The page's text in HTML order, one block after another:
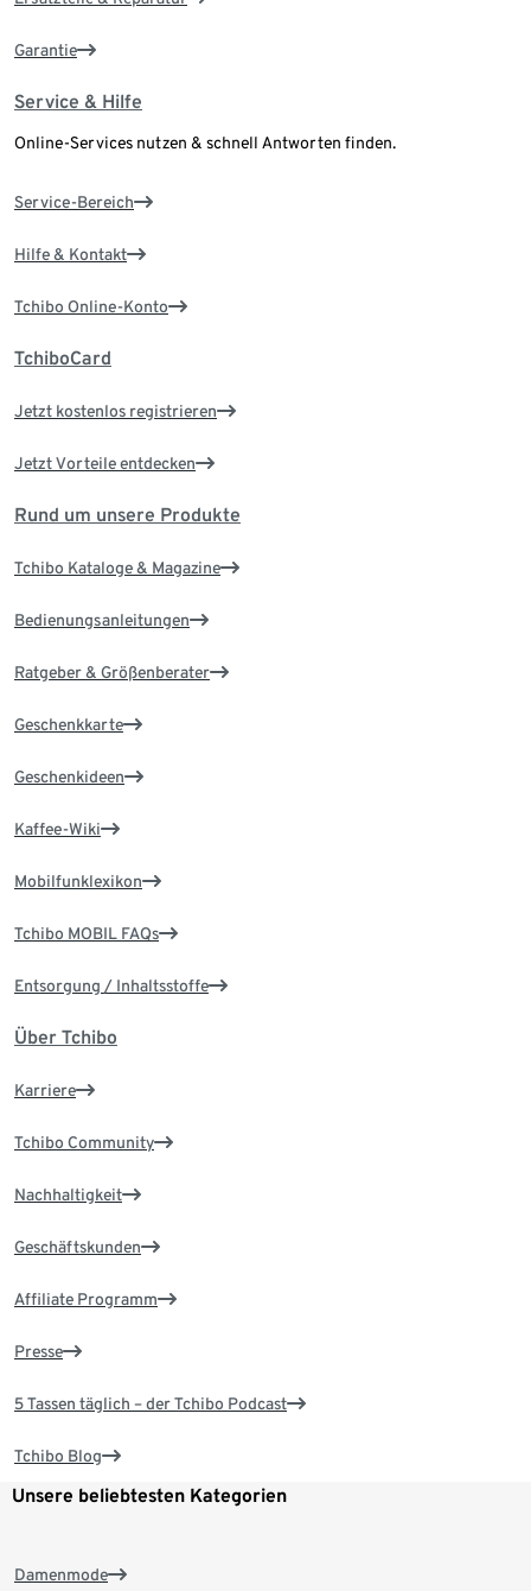
Garantie
Service & Hilfe
Online-Services nutzen & schnell Antworten finden.
Service-Bereich
Hilfe & Kontakt
Tchibo Online-Konto
TchiboCard
Jetzt kostenlos registrieren
Jetzt Vorteile entdecken
Rund um unsere Produkte
Tchibo Kataloge & Magazine
Bedienungsanleitungen
Ratgeber & Größenberater
Geschenkkarte
Geschenkideen
Kaffee-Wiki
Mobilfunklexikon
Tchibo MOBIL FAQs
Entsorgung / Inhaltsstoffe
Über Tchibo
Karriere
Tchibo Community
Nachhaltigkeit
Geschäftskunden
Affiliate Programm
Presse
5 Tassen täglich – der Tchibo Podcast
Tchibo Blog
Unsere beliebtesten Kategorien
Damenmode